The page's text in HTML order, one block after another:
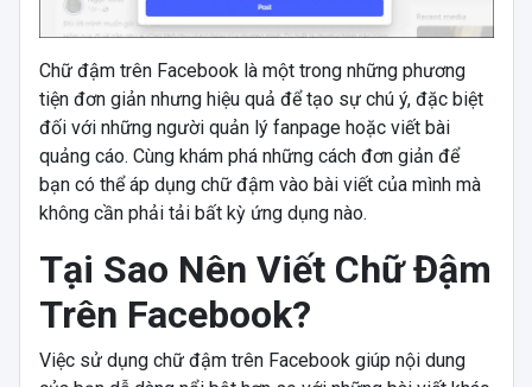
Chữ đậm trên Facebook là một trong những phương
tiện đơn giản nhưng hiệu quả để tạo sự chú ý, đặc biệt
đối với những người quản lý fanpage hoặc viết bài
quảng cáo. Cùng khám phá những cách đơn giản để
bạn có thể áp dụng chữ đậm vào bài viết của mình mà
không cần phải tải bất kỳ ứng dụng nào.
Tại Sao Nên Viết Chữ Đậm
Trên Facebook?
Việc sử dụng chữ đậm trên Facebook giúp nội dung